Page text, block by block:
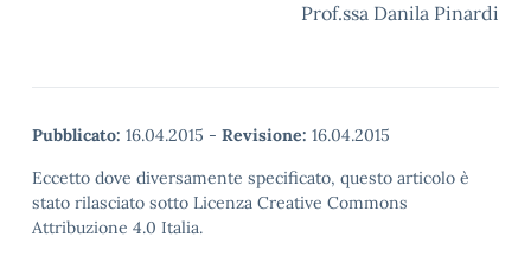
Prof.ssa Danila Pinardi
Pubblicato: 16.04.2015 - Revisione: 16.04.2015
Eccetto dove diversamente specificato, questo articolo è
stato rilasciato sotto Licenza Creative Commons
Attribuzione 4.0 Italia.